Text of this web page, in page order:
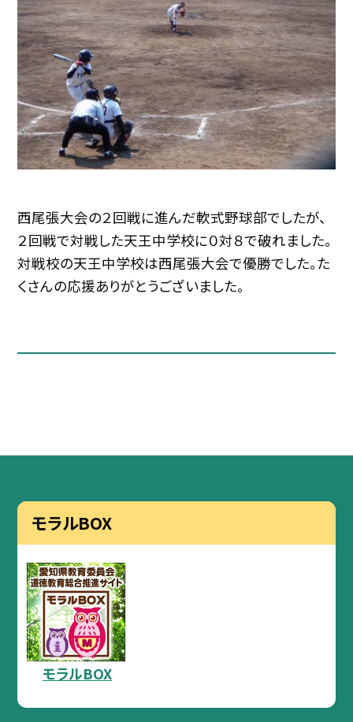
西尾張大会の２回戦に進んだ軟式野球部でしたが、
２回戦で対戦した天王中学校に０対８で破れました。
対戦校の天王中学校は西尾張大会で優勝でした。た
くさんの応援ありがとうございました。
モラルBOX
モラルBOX